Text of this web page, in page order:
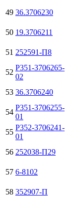
49 36.3706230
50 19.3706211
51 252591-П8
52
Р351-3706265-
02
53 36.3706240
54
Р351-3706255-
01
55
Р352-3706241-
01
56 252038-П29
57 6-8102
58 352907-П